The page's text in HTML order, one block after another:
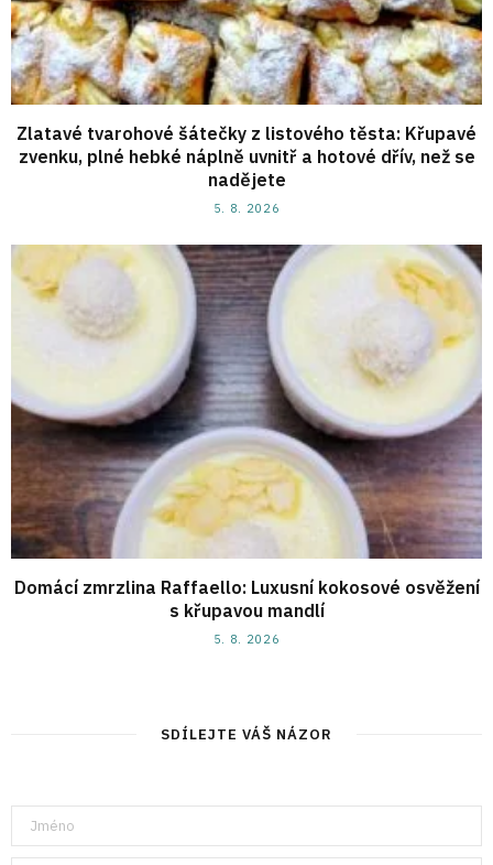
Zlatavé tvarohové šátečky z listového těsta: Křupavé
zvenku, plné hebké náplně uvnitř a hotové dřív, než se
nadějete
5. 8. 2026
Domácí zmrzlina Raffaello: Luxusní kokosové osvěžení
s křupavou mandlí
5. 8. 2026
SDÍLEJTE VÁŠ NÁZOR